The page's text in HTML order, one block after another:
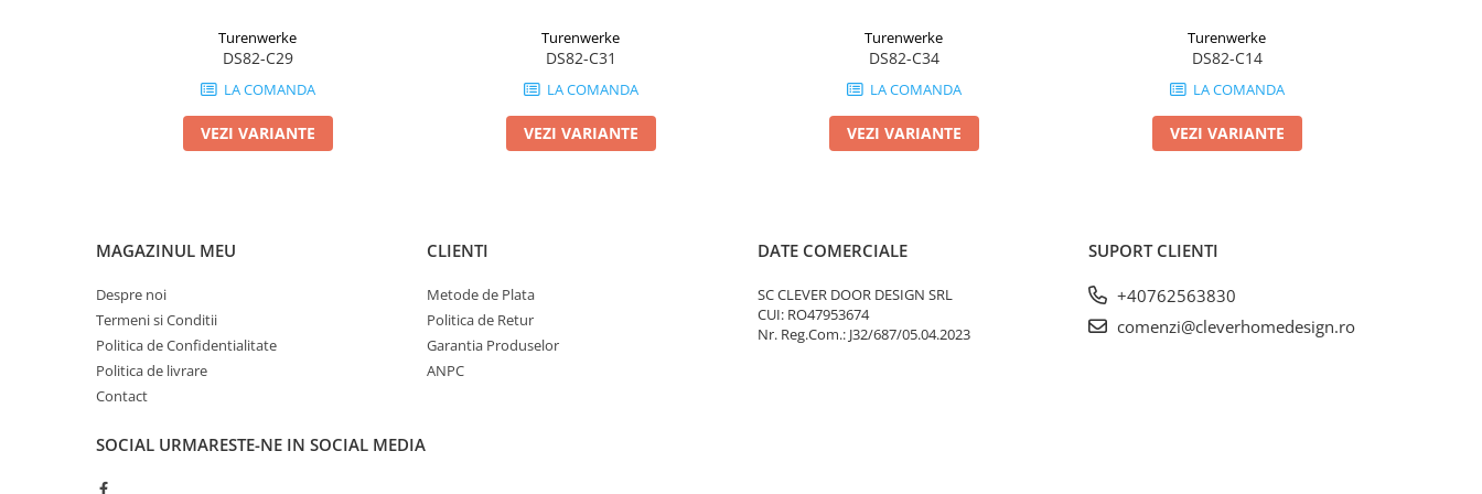
Turenwerke
DS82-C29
LA COMANDA
VEZI VARIANTE
Turenwerke
DS82-C31
LA COMANDA
VEZI VARIANTE
Turenwerke
DS82-C34
LA COMANDA
VEZI VARIANTE
Turenwerke
DS82-C14
LA COMANDA
VEZI VARIANTE
MAGAZINUL MEU
Despre noi
Termeni si Conditii
Politica de Confidentialitate
Politica de livrare
Contact
CLIENTI
Metode de Plata
Politica de Retur
Garantia Produselor
ANPC
DATE COMERCIALE
SC CLEVER DOOR DESIGN SRL
CUI: RO47953674
Nr. Reg.Com.: J32/687/05.04.2023
SUPORT CLIENTI
+40762563830
comenzi@cleverhomedesign.ro
SOCIAL URMARESTE-NE IN SOCIAL MEDIA